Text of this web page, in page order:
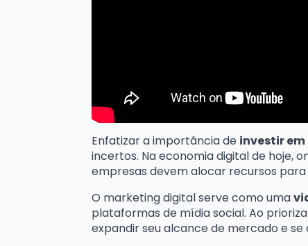
Enfatizar a importância de investir
incertos. Na economia digital de hoje,
empresas devem alocar recursos
O marketing digital serve como uma
plataformas de mídia social. Ao
expandir seu alcance de mercado e